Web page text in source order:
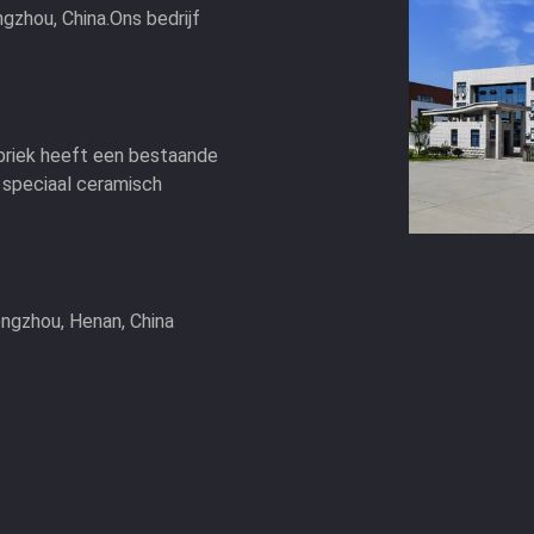
China.Ons bedrijf
heeft een bestaande
ceramisch
Henan, China